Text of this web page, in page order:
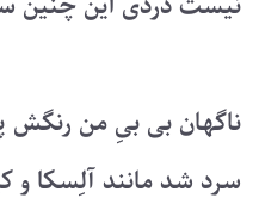
ناگهان بی بیِ من رنگش
سرد شد مانند آلِسکا و